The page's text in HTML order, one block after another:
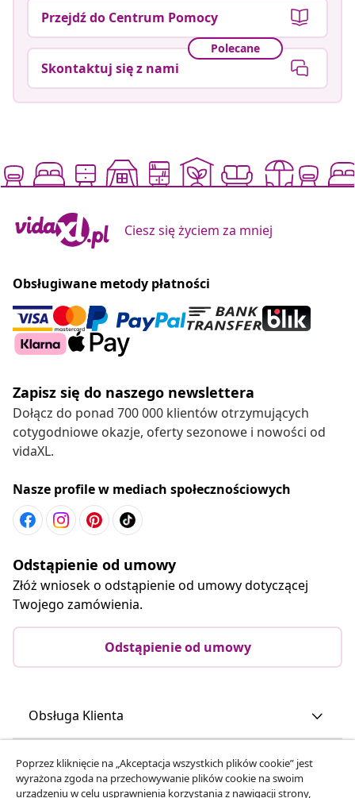
Przejdź do Centrum Pomocy
Polecane
Skontaktuj się z nami
Ciesz się życiem za mniej
Obsługiwane metody płatności
Zapisz się do naszego newslettera
Dołącz do ponad 700 000 klientów otrzymujących
cotygodniowe okazje, oferty sezonowe i nowości od
vidaXL.
Nasze profile w mediach społecznościowych
Odstąpienie od umowy
Złóż wniosek o odstąpienie od umowy dotyczącej
Twojego zamówienia.
Odstąpienie od umowy
Obsługa Klienta
Biznes
Poprzez kliknięcie na „Akceptacja wszystkich plików cookie” jest
wyrażona zgoda na przechowywanie plików cookie na swoim
urządzeniu w celu usprawnienia korzystania z nawigacji strony,